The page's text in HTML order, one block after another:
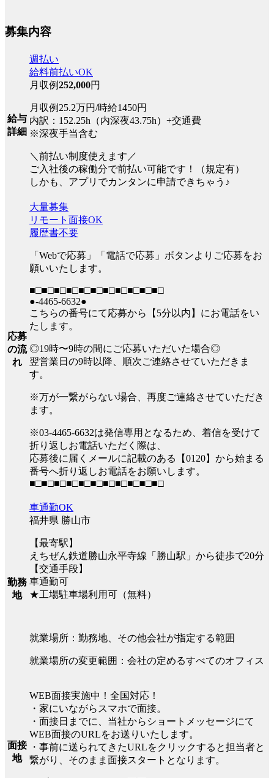
募集内容
給与
詳細
週払い
給料前払いOK
月収例252,000円
月収例25.2万円/時給1450円
内訳：152.25h（内深夜43.75h）+交通費
※深夜手当含む
＼前払い制度使えます／
ご入社後の稼働分で前払い可能です！（規定有）
しかも、アプリでカンタンに申請できちゃう♪
応募
の流
れ
大量募集
リモート面接OK
履歴書不要
「Webで応募」「電話で応募」ボタンよりご応募をお
願いいたします。
■□■□■□■□■□■□■□■□■□■□■□
●-4465-6632●
こちらの番号にて応募から【5分以内】にお電話をい
たします。
◎19時〜9時の間にご応募いただいた場合◎
翌営業日の9時以降、順次ご連絡させていただきま
す。
※万が一繋がらない場合、再度ご連絡させていただき
ます。
※03-4465-6632は発信専用となるため、着信を受けて
折り返しお電話いただく際は、
応募後に届くメールに記載のある【0120】から始まる
番号へ折り返しお電話をお願いします。
■□■□■□■□■□■□■□■□■□■□■□
勤務
地
車通勤OK
福井県 勝山市
【最寄駅】
えちぜん鉄道勝山永平寺線「勝山駅」から徒歩で20分
【交通手段】
車通勤可
★工場駐車場利用可（無料）
就業場所：勤務地、その他会社が指定する範囲
就業場所の変更範囲：会社の定めるすべてのオフィス
面接
地
WEB面接実施中！全国対応！
・家にいながらスマホで面接。
・面接日までに、当社からショートメッセージにて
WEB面接のURLをお送りいたします。
・事前に送られてきたURLをクリックすると担当者と
繋がり、そのまま面接スタートとなります。